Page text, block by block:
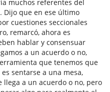
muchos referentes del
Dijo que en ese último
cuestiones seccionales
remarcó, ahora es
hablar y consensuar
a un acuerdo o no,
que tenemos que
sentarse a una mesa,
llega a un acuerdo o no, pero